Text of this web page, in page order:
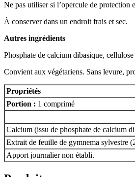
Ne pas utiliser si l’opercule de protection
À conserver dans un endroit frais et sec.
Autres ingrédients
Phosphate de calcium dibasique,
Convient aux végétariens. Sans levure,
Propriétés
Portion : 1 comprimé
Calcium (issu de phosphate de calcium
Extrait de feuille de gymnema sylvestre
Apport journalier non établi.